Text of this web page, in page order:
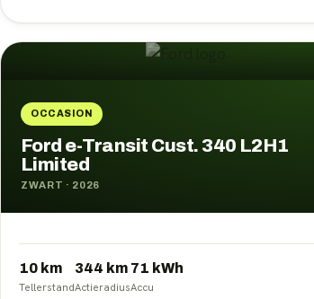
OCCASION
Ford e-Transit Cust. 340 L2H1
Limited
ZWART · 2026
10 km
Tellerstand
344 km
Actieradius
71 kWh
Accu